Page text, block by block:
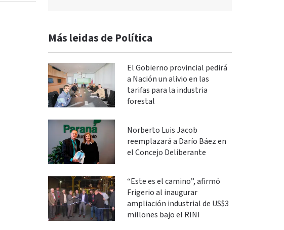
Más leidas de Política
El Gobierno provincial pedirá
a Nación un alivio en las
tarifas para la industria
forestal
Norberto Luis Jacob
reemplazará a Darío Báez en
el Concejo Deliberante
“Este es el camino”, afirmó
Frigerio al inaugurar
ampliación industrial de US$3
millones bajo el RINI